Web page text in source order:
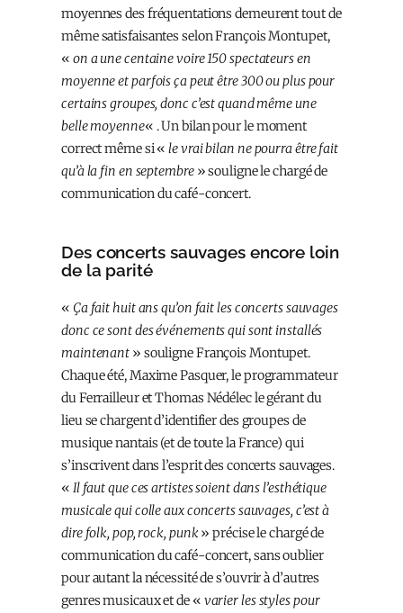
moyennes des fréquentations demeurent tout de
même satisfaisantes selon François Montupet,
« on a une centaine voire 150 spectateurs en
moyenne et parfois ça peut être 300 ou plus pour
certains groupes, donc c’est quand même une
belle moyenne« . Un bilan pour le moment
correct même si «le vrai bilan ne pourra être fait
qu’à la fin en septembre» souligne le chargé de
communication du café-concert.
Des concerts sauvages encore loin
de la parité
« Ça fait huit ans qu’on fait les concerts sauvages
donc ce sont des événements qui sont installés
maintenant » souligne François Montupet.
Chaque été, Maxime Pasquer, le programmateur
du Ferrailleur et Thomas Nédélec le gérant du
lieu se chargent d’identifier des groupes de
musique nantais (et de toute la France) qui
s’inscrivent dans l’esprit des concerts sauvages.
« Il faut que ces artistes soient dans l’esthétique
musicale qui colle aux concerts sauvages, c’est à
dire folk, pop, rock, punk» précise le chargé de
communication du café-concert, sans oublier
pour autant la nécessité de s’ouvrir à d’autres
genres musicaux et de « varier les styles pour